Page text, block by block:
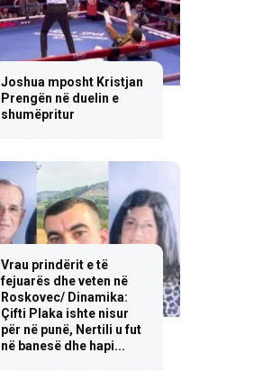
Joshua mposht Kristjan
Prengën në duelin e
shumëpritur
Vrau prindërit e të
fejuarës dhe veten në
Roskovec/ Dinamika:
Çifti Plaka ishte nisur
për në punë, Nertili u fut
në banesë dhe hapi...